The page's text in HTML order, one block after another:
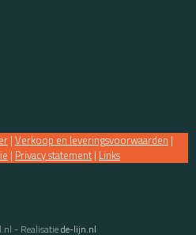
| Verkoop en leveringsvoorwaarden |
| Privacy statement | Links
- Realisatiede-lijn.nl